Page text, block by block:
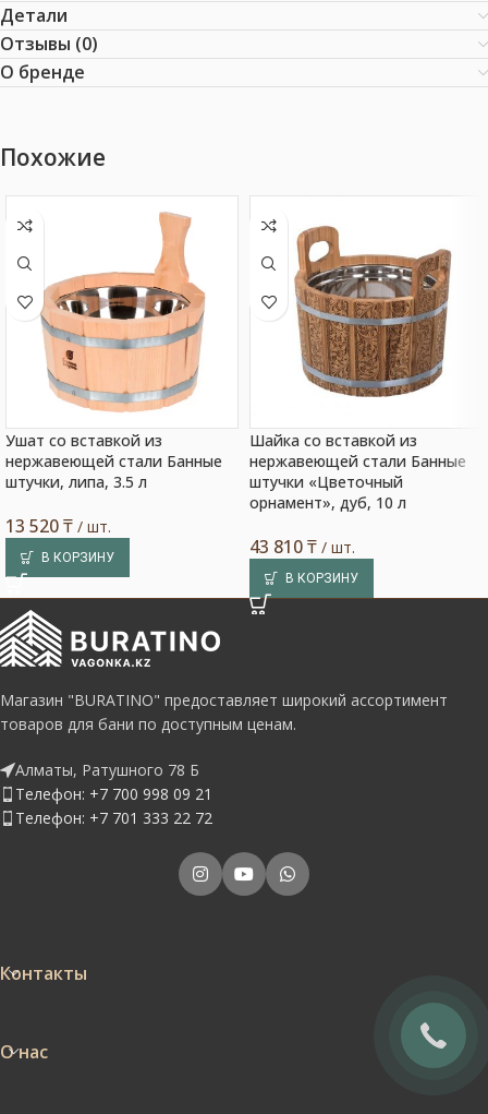
Детали
Отзывы (0)
О бренде
Похожие
Ушат со вставкой из
нержавеющей стали Банные
штучки, липа, 3.5 л
13 520₸ / шт.
В КОРЗИНУ
Шайка со вставкой из
нержавеющей стали Банные
штучки «Цветочный
орнамент», дуб, 10 л
43 810₸ / шт.
В КОРЗИНУ
Магазин "BURATINO" предоставляет широкий ассортимент
товаров для бани по доступным ценам.
Алматы, Ратушного 78 Б
Телефон: +7 700 998 09 21
Телефон: +7 701 333 22 72
Контакты
О нас